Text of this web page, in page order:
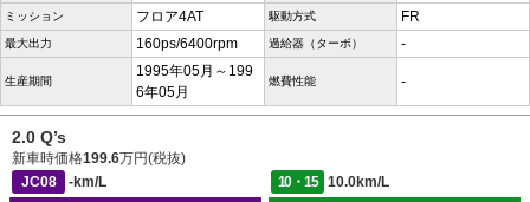
ミッション フロア4AT 駆動方式 FR
最大出力 160ps/6400rpm 過給器（ターボ） -
生産期間
1995年05月～199
6年05月
燃費性能 -
2.0 Q’s
新車時価格199.6万円(税抜)
JC08
-km/L 10・15
10.0km/L